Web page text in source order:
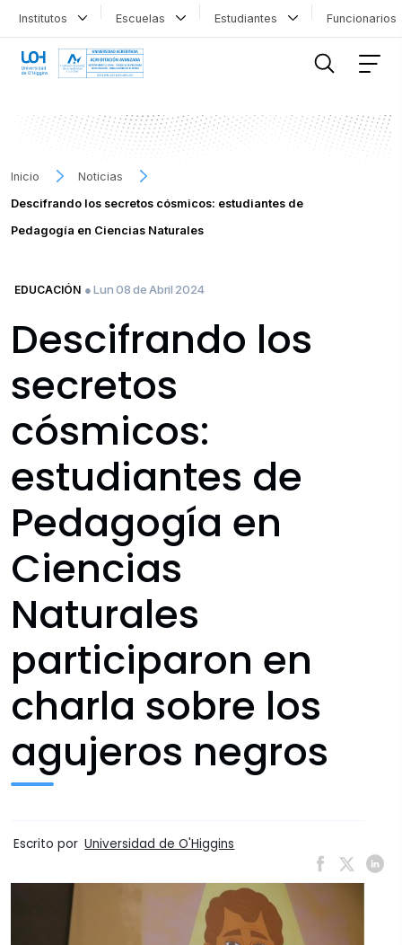
Institutos Escuelas Estudiantes
Inicio
Noticias
Descifrando los secretos cósmicos: estudiantes de
Pedagogía en Ciencias Naturales
EDUCACIÓN ● Lun 08 de Abril 2024
Descifrando los
secretos
cósmicos:
estudiantes de
Pedagogía en
Ciencias
Naturales
participaron en
charla sobre los
agujeros negros
Escrito por Universidad de O'Higgins